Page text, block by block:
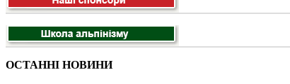
ОСТАННІ НОВИНИ